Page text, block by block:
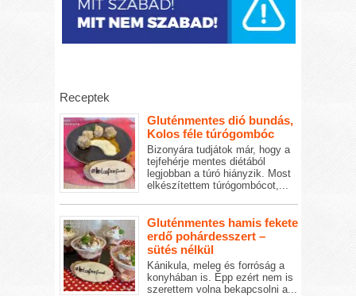
Receptek
Gluténmentes dió bundás,
Kolos féle túrógombóc
Bizonyára tudjátok már, hogy a
tejfehérje mentes diétából
legjobban a túró hiányzik. Most
elkészítettem túrógombócot,...
Gluténmentes hamis fekete
erdő pohárdesszert –
sütés nélkül
Kánikula, meleg és forróság a
konyhában is. Épp ezért nem is
szerettem volna bekapcsolni a...